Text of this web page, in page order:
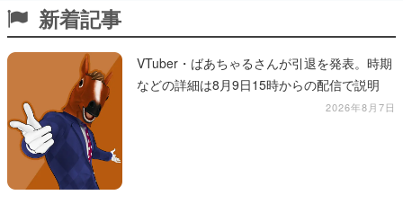
新着記事
VTuber・ばあちゃるさんが引退を発表。時期
などの詳細は8月9日15時からの配信で説明
2026年8月7日